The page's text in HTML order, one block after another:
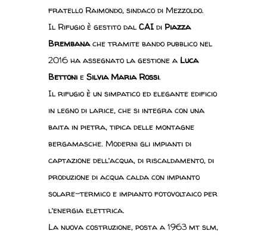
fratello Raimondo, sindaco di Mezzoldo.
Il Rifugio è gestito dal CAIdi Piazza
Brembanache tramite bando pubblico nel
2016 ha assegnato la gestione a Luca
Bettoni e Silvia Maria Rossi.
Il rifugio è un simpatico ed elegante edificio
in legno di larice, che si integra con una
baita in pietra, tipica delle montagne
bergamasche. Moderni gli impianti di
captazione dell’acqua, di riscaldamento, di
produzione di acqua calda con impianto
solare-termico e impianto fotovoltaico per
l’energia elettrica.
La nuova costruzione, posta a 1963 mt slm,